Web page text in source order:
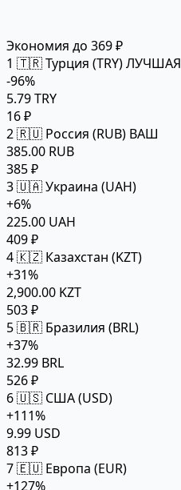
Экономия до 369 ₽
1 🇹🇷 Турция (TRY)ЛУЧШАЯ
-96%
5.79 TRY
16 ₽
2🇷🇺 Россия (RUB) ВАШ
385.00 RUB
385 ₽
3🇺🇦 Украина (UAH)
+6%
225.00 UAH
409 ₽
4🇰🇿 Казахстан (KZT)
+31%
2,900.00 KZT
503 ₽
5🇧🇷 Бразилия (BRL)
+37%
32.99 BRL
526 ₽
6🇺🇸 США (USD)
+111%
9.99 USD
813 ₽
7🇪🇺 Европа (EUR)
+127%